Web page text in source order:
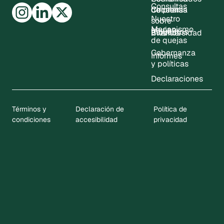
Nuestro
equipo
Gobernanza
y políticas
Consultas
sobre
proyectos
de prensa
Eventos
Informes
Declaraciones
Circular
Biodiversidad
Consultas
Mecanismo
de quejas
Términos y
condiciones
Declaración de
accesibilidad
Política de
privacidad